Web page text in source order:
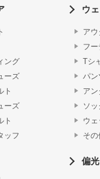
ング
ーズ
ト
ーズ
ト
ッフ
ウ
ア
フ
Tシ
パン
ア
ソ
ウ
その
偏